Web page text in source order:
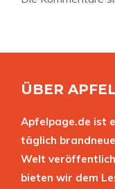
ÜBER
Apfelpage.de ist
täglich
Welt
bieten wir dem